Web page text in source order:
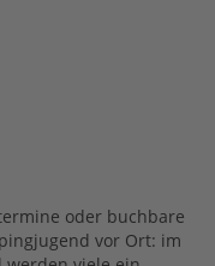
oder buchbare
vor Ort: im